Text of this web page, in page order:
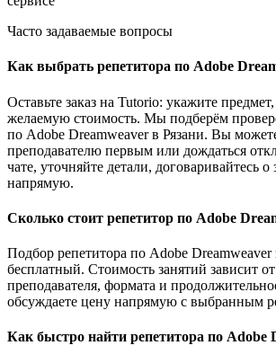
Часто задаваемые вопросы
Как выбрать репетитора по Adobe
Оставьте заказ на Tutorio: укажите
желаемую стоимость. Мы подберём
по Adobe Dreamweaver в Рязани. Вы
преподавателю первым или дождаться
чате, уточняйте детали, договаривайтесь о
напрямую.
Сколько стоит репетитор по Adobe
Подбор репетитора по Adobe Dreamweaver
бесплатный. Стоимость занятий зависит
преподавателя, формата и
обсуждаете цену напрямую с выбранным
Как быстро найти репетитора по Adobe